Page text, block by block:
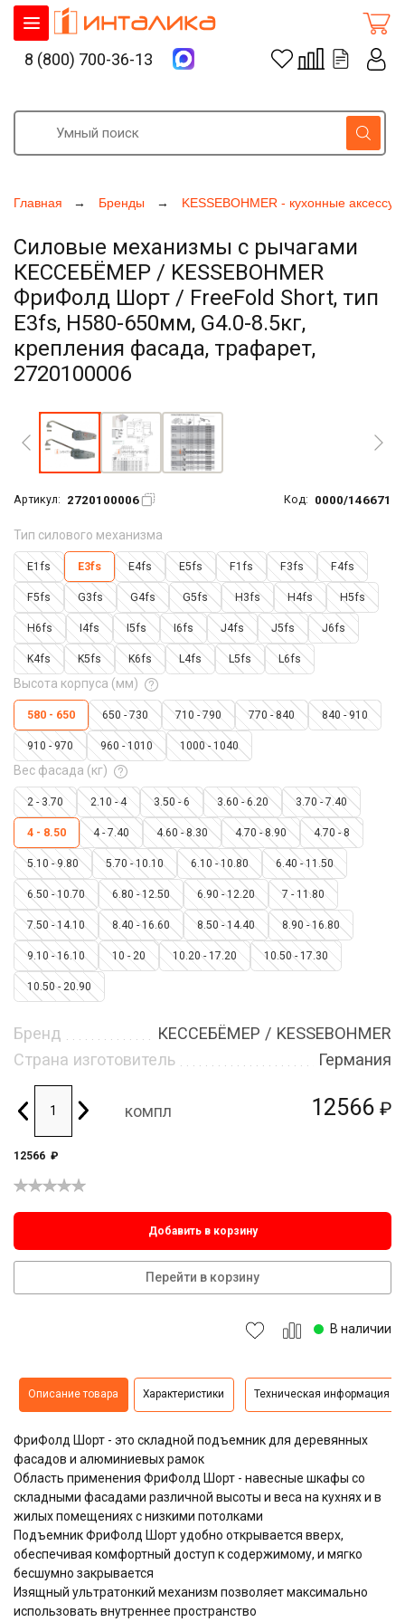
Главная Бренды KESSEBOHMER - кухонные
Силовые механизмы с рычагами
КЕССЕБЁМЕР / KESSEBOHMER
ФриФолд Шорт / FreeFold Short, тип
E3fs, H580-650мм, G4.0-8.5кг,
крепления фасада, трафарет,
2720100006
Артикул: 2720100006 Код: 0000/146671
12566 ₽
Тип силового механизма
E1fs E3fs E4fs E5fs F1fs F3fs F4fs
F5fs G3fs G4fs G5fs H3fs H4fs H5fs
H6fs I4fs I5fs I6fs J4fs J5fs J6fs
K4fs K5fs K6fs L4fs L5fs L6fs
Высота корпуса (мм)
580 - 650 650 - 730 710 - 790 770 - 840 840 - 910
910 - 970 960 - 1010 1000 - 1040
Вес фасада (кг)
2 - 3.70 2.10 - 4 3.50 - 6 3.60 - 6.20 3.70 - 7.40
4 - 8.50 4 - 7.40 4.60 - 8.30 4.70 - 8.90 4.70 - 8
5.10 - 9.80 5.70 - 10.10 6.10 - 10.80 6.40 - 11.50
6.50 - 10.70 6.80 - 12.50 6.90 - 12.20 7 - 11.80
7.50 - 14.10 8.40 - 16.60 8.50 - 14.40 8.90 - 16.80
9.10 - 16.10 10 - 20 10.20 - 17.20 10.50 - 17.30
10.50 - 20.90
Бренд
КЕССЕБЁМЕР / KESSEBOHMER
Страна изготовитель
Германия
компл
12566 ₽
Добавить в корзину
Перейти в корзину
В наличии
Описание товара Характеристики Техническая информация
ФриФолд Шорт - это складной подъемник для деревянных
фасадов и алюминиевых рамок
Область применения ФриФолд Шорт - навесные шкафы со
складными фасадами различной высоты и веса на кухнях и в
жилых помещениях с низкими потолками
Подъемник ФриФолд Шорт удобно открывается вверх,
обеспечивая комфортный доступ к содержимому, и мягко
бесшумно закрывается
Изящный ультратонкий механизм позволяет максимально
использовать внутреннее пространство
8 (800) 700-36-13